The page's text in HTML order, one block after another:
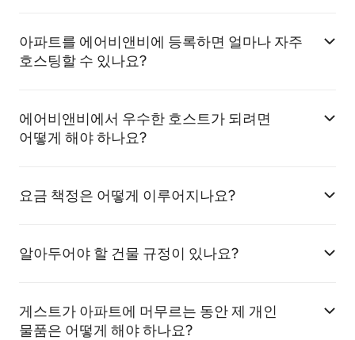
아파트를 에어비앤비에 등록하면 얼마나 자주
호스팅할 수 있나요?
에어비앤비에서 우수한 호스트가 되려면
어떻게 해야 하나요?
요금 책정은 어떻게 이루어지나요?
알아두어야 할 건물 규정이 있나요?
게스트가 아파트에 머무르는 동안 제 개인
물품은 어떻게 해야 하나요?